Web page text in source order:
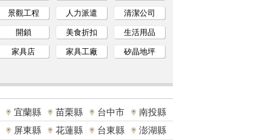
景觀工程 人力派遣 清潔公司
開鎖 美食折扣 生活用品
家具店 家具工廠 矽晶地坪
宜蘭縣 苗栗縣 台中市
南投縣
屏東縣 花蓮縣 台東縣
澎湖縣